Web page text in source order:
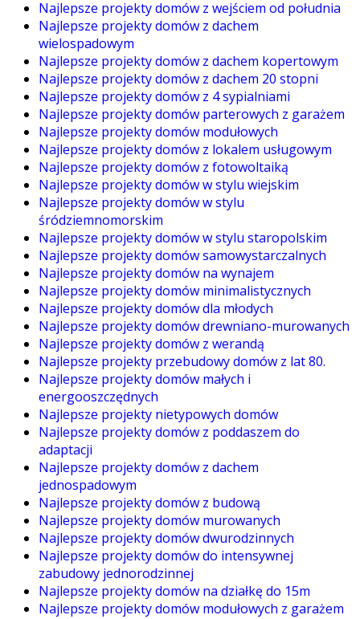
Najlepsze projekty domów z wejściem od południa
Najlepsze projekty domów z dachem
wielospadowym
Najlepsze projekty domów z dachem kopertowym
Najlepsze projekty domów z dachem 20 stopni
Najlepsze projekty domów z 4 sypialniami
Najlepsze projekty domów parterowych z garażem
Najlepsze projekty domów modułowych
Najlepsze projekty domów z lokalem usługowym
Najlepsze projekty domów z fotowoltaiką
Najlepsze projekty domów w stylu wiejskim
Najlepsze projekty domów w stylu
śródziemnomorskim
Najlepsze projekty domów w stylu staropolskim
Najlepsze projekty domów samowystarczalnych
Najlepsze projekty domów na wynajem
Najlepsze projekty domów minimalistycznych
Najlepsze projekty domów dla młodych
Najlepsze projekty domów drewniano-murowanych
Najlepsze projekty domów z werandą
Najlepsze projekty przebudowy domów z lat 80.
Najlepsze projekty domów małych i
energooszczędnych
Najlepsze projekty nietypowych domów
Najlepsze projekty domów z poddaszem do
adaptacji
Najlepsze projekty domów z dachem
jednospadowym
Najlepsze projekty domów z budową
Najlepsze projekty domów murowanych
Najlepsze projekty domów dwurodzinnych
Najlepsze projekty domów do intensywnej
zabudowy jednorodzinnej
Najlepsze projekty domów na działkę do 15m
Najlepsze projekty domów modułowych z garażem